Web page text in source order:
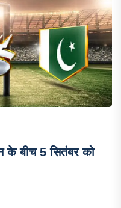
के बीच 5 सितंबर को